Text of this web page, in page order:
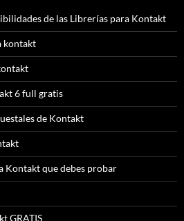
de las Librerías para Kontakt
kontakt
6 full gratis
de Kontakt
Kontakt que debes probar
GRATIS